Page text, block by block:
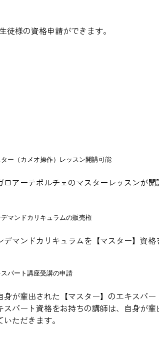
様の資格申請ができます。
ー（カメオ操作）レッスン開講可能
ロアーテポルチェのマスターレッスンが開
マンドカリキュラムの販売権
デマンドカリキュラムを【マスター】資格
パート講座受講の申請
身が輩出された【マスター】のエキスパー
スパート資格をお持ちの講師は、自身が
いただきます。